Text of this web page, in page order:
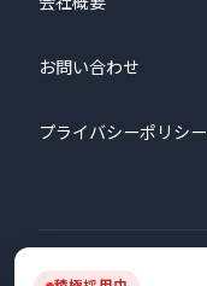
お問い合わせ
プライバシーポリシー